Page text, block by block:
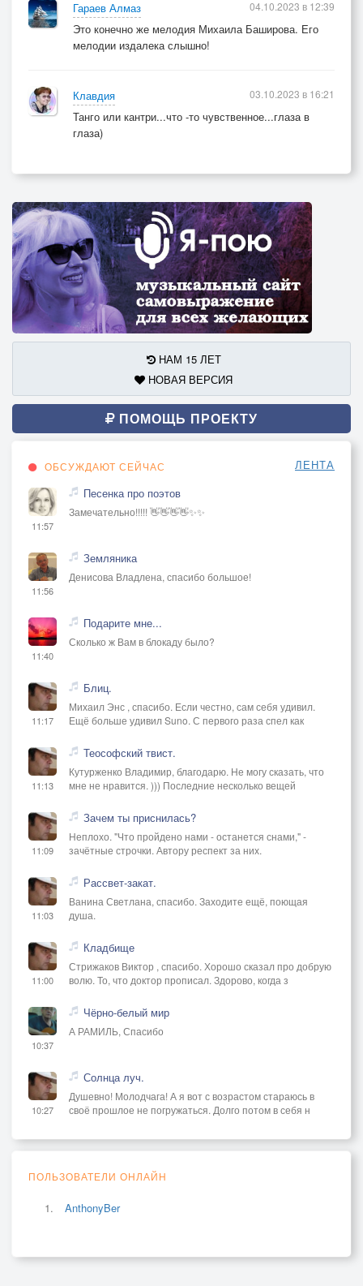
Гараев Алмаз
Это конечно же мелодия Михаила Баширова. Его
мелодии издалека слышно!
04.10.2023 в 12:39
Клавдия
Танго или кантри...что -то чувственное...глаза в
глаза)
03.10.2023 в 16:21
НАМ 15 ЛЕТ
НОВАЯ ВЕРСИЯ
ПОМОЩЬ ПРОЕКТУ
ОБСУЖДАЮТ СЕЙЧАС ЛЕНТА
11:57
Песенка про поэтов
Замечательно!!!!! 👋👋👋👋✨✨
11:56
Земляника
Денисова Владлена, спасибо большое!
11:40
Подарите мне...
Сколько ж Вам в блокаду было?
11:17
Блиц.
Михаил Энс , спасибо. Если честно, сам себя удивил.
Ещё больше удивил Suno. С первого раза спел как
11:13
Теософский твист.
Кутурженко Владимир, благодарю. Не могу сказать, что
мне не нравится. ))) Последние несколько вещей
11:09
Зачем ты приснилась?
Неплохо. "Что пройдено нами - останется снами," -
зачётные строчки. Автору респект за них.
11:03
Рассвет-закат.
Ванина Светлана, спасибо. Заходите ещё, поющая
душа.
11:00
Кладбище
Стрижаков Виктор , спасибо. Хорошо сказал про добрую
волю. То, что доктор прописал. Здорово, когда з
10:37
Чёрно-белый мир
А РАМИЛЬ, Спасибо
10:27
Солнца луч.
Душевно! Молодчага! А я вот с возрастом стараюсь в
своё прошлое не погружаться. Долго потом в себя н
ПОЛЬЗОВАТЕЛИ ОНЛАЙН
AnthonyBer